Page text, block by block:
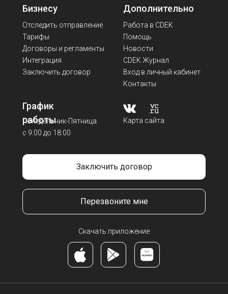
Бизнесу Дополнительно
Отследить отправление
Тарифы
Договоры и регламенты
Интеграция
Работа в CDEK
Помощь
Новости
CDEK Журнал
Заключить договор
Перезвоните мне
Понедельник-Пятница
Заключить договор Вход в личный кабинет
Карта сайта
Контакты
График
работы
Скачать приложение
с 9:00 до 18:00